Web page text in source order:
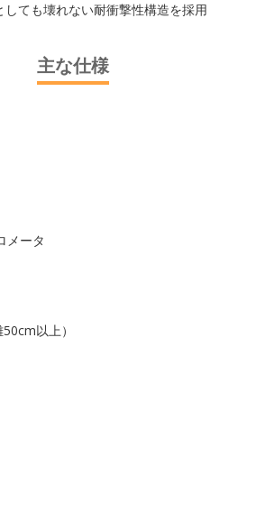
ても壊れない耐衝撃性構造を採用
主な仕様
メータ
以上）